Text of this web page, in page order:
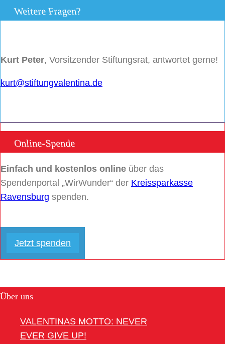
Weitere Fragen?
Kurt Peter, Vorsitzender Stiftungsrat, antwortet gerne!
kurt@stiftungvalentina.de
Online-Spende
Einfach und kostenlos online über das
Spendenportal „WirWunder“ der Kreissparkasse
Ravensburg spenden.
Jetzt spenden
Über uns
VALENTINAS MOTTO: NEVER
EVER GIVE UP!